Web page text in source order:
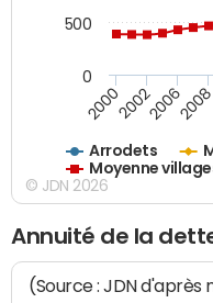
Arrodets
Moyenne
200020022006
0
500
© JDN 2026
Annuité de la
(Source : JDN d'après